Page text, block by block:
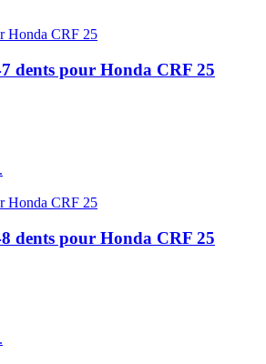
dents pour Honda CRF 25
dents pour Honda CRF 25